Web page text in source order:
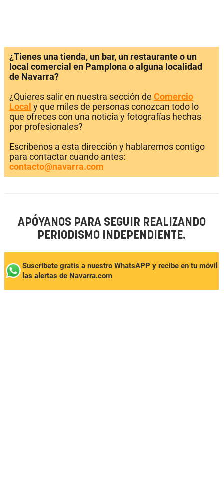
¿Tienes una tienda, un bar, un restaurante o un
local comercial en Pamplona o alguna localidad
de Navarra?
¿Quieres salir en nuestra sección de Comercio
Local y que miles de personas conozcan todo lo
que ofreces con una noticia y fotografías hechas
por profesionales?
Escríbenos a esta dirección y hablaremos contigo
para contactar cuando antes:
contacto@navarra.com
APÓYANOS PARA SEGUIR REALIZANDO
PERIODISMO INDEPENDIENTE.
Suscríbete gratis a nuestro WhatsAPP y recibe en tu móvil
las alertas de Navarra.com